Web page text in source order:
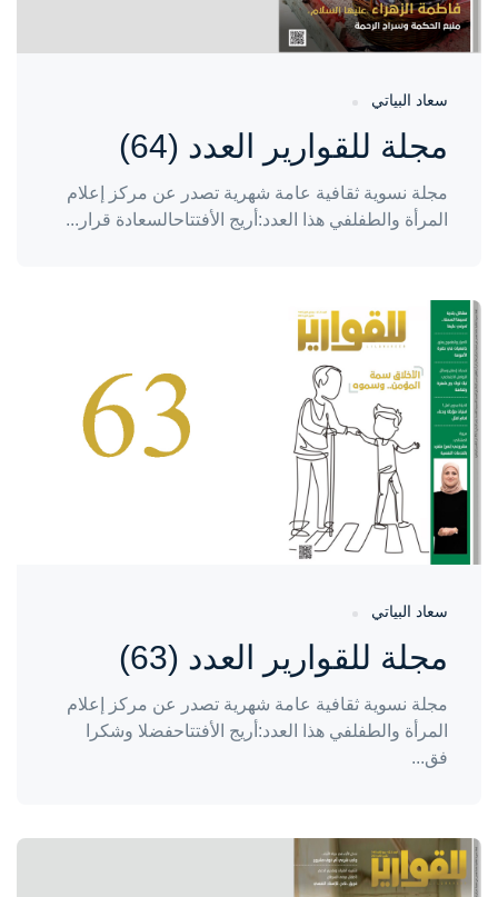
سعاد البياتي
مجلة للقوارير العدد (64)
مجلة نسوية ثقافية عامة شهرية تصدر عن مركز إعلام
المرأة والطفلفي هذا العدد:أريج الأفتتاحالسعادة قرار...
واحة المرأة
منذ سنتين
سعاد البياتي
مجلة للقوارير العدد (63)
مجلة نسوية ثقافية عامة شهرية تصدر عن مركز إعلام
المرأة والطفلفي هذا العدد:أريج الأفتتاحفضلا وشكرا
فق...
واحة المرأة
منذ سنتين